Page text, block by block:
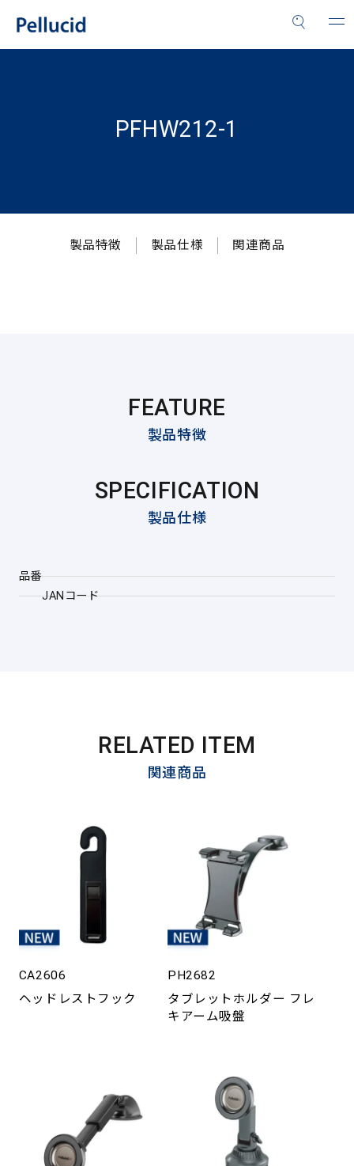
PFHW212-1
製品特徴 製品仕様 関連商品
FEATURE
製品特徴
SPECIFICATION
製品仕様
品番
JANコード
RELATED ITEM
関連商品
CA2606
ヘッドレストフック
PH2682
タブレットホルダー フレ
キアーム吸盤